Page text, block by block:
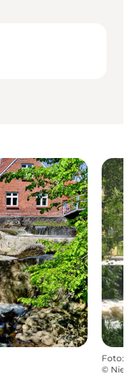
Foto:
©